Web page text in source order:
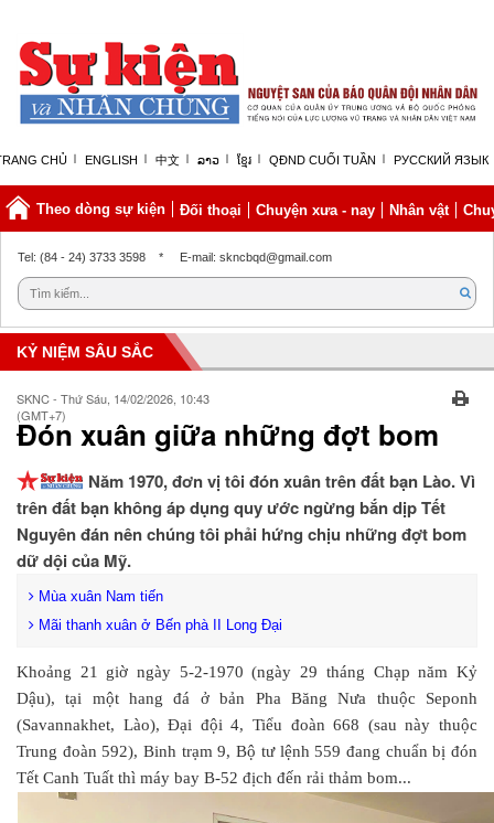
CHỦ ENGLISH 中文 ລາວ ខ្មែរ QĐND CUỐI TUẦN РУССКИЙ ЯЗЫК
Theo dòng sự kiện Đối thoại Chuyện xưa - nay Nhân vật
Thứ sáu, 07/08/2026 | 06:26 GMT+7
Tel: (84 - 24) 3733 3598 * E-mail: skncbqd@gmail.com
KỶ NIỆM SÂU SẮC
SKNC - Thứ Sáu, 14/02/2026, 10:43
(GMT+7)
Đón xuân giữa những đợt bom
Năm 1970, đơn vị tôi đón xuân trên đất bạn Lào. Vì
trên đất bạn không áp dụng quy ước ngừng bắn dịp Tết
Nguyên đán nên chúng tôi phải hứng chịu những đợt bom
dữ dội của Mỹ.
Mùa xuân Nam tiến
Mãi thanh xuân ở Bến phà II Long Đại
Khoảng 21 giờ ngày 5-2-1970 (ngày 29 tháng Chạp năm Kỷ
Dậu), tại một hang đá ở bản Pha Băng Nưa thuộc Seponh
(Savannakhet, Lào), Đại đội 4, Tiểu đoàn 668 (sau này thuộc
Trung đoàn 592), Binh trạm 9, Bộ tư lệnh 559 đang chuẩn bị đón
Tết Canh Tuất thì máy bay B-52 địch đến rải thảm bom...